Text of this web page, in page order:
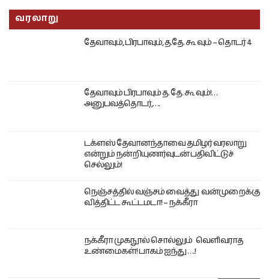
வரலாறு
தேவாவும், பிரபாவும், த.தே. கூ வும் – தொடர் 4
தேவாவும் பிரபாவும் த. தே. கூ வும்!…
அனுபவத்தொடர்,….
டக்ளஸ் தேவானந்தாவை தமிழர் வரலாறு
என்றும் நன்றியுணர்வுடன் பதிவிட்டுச்
செல்லும்!
நெஞ்சத்தில் வஞ்சம் வைத்து வன்முறைக்கு
வித்திட்ட கூட்டமடா! – நக்கீரா
நக்கீரா முகநூல் சொல்லும் வெளிவராத
உண்மைகள்! பாகம் ஐந்து ….!